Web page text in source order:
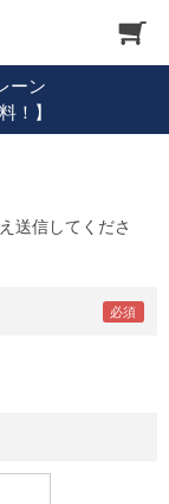
ーン
！】
送信してくださ